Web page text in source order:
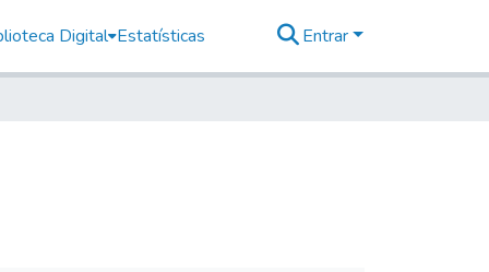
Digital Estatísticas Entrar